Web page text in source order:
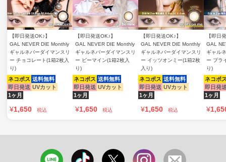
【即日発送OK♪】
GAL NEVER DIE Monthly
ギャルネバーダイマンスリ
ー チョコレート(1箱2枚入
り)
ネコポス 送料無料
即日発送 UVカット
1ヶ月
¥1,650 税込
【即日発送OK♪】
GAL NEVER DIE Monthly
ギャルネバーダイマンスリ
ー ビーマイン(1箱2枚入
り)
ネコポス 送料無料
即日発送 UVカット
1ヶ月
¥1,650 税込
【即日発送OK♪】
GAL NEVER DIE Monthly
ギャルネバーダイマンスリ
ー イッツオンミー(1箱2枚
入り)
ネコポス 送料無料
即日発送 UVカット
1ヶ月
¥1,650 税込
【即日
GAL
ギャル
ー プラ
り)
ネコポ
即日発
1ヶ月
¥